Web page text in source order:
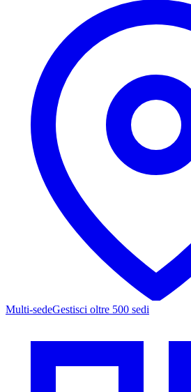
Multi-sedeGestisci oltre 500 sedi